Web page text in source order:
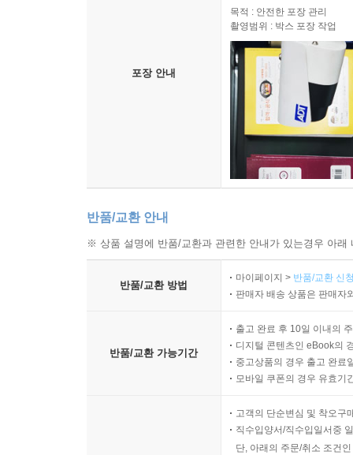
포장 안내
목적 : 안전한 포장 관리
촬영범위 : 박스 포장 작업
반품/교환 안내
※ 상품 설명에 반품/교환과 관련한 안내가 있는경우 아
반품/교환 방법
마이페이지 > 반품/교환 신
판매자 배송 상품은 판매자
반품/교환 가능기간
출고 완료 후 10일 이내의
디지털 콘텐츠인 eBook의
중고상품의 경우 출고 완료
모바일 쿠폰의 경우 유효기
고객의 단순변심 및 착오구
직수입양서/직수입일서중
단, 아래의 주문/취소 조건